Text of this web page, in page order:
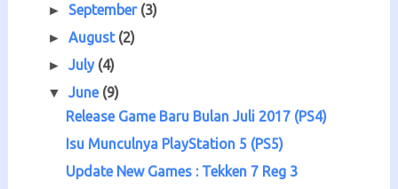
►September (3)
►August (2)
►July (4)
▼June (9)
Release Game Baru Bulan Juli 2017 (PS4)
Isu Munculnya PlayStation 5 (PS5)
Update New Games : Tekken 7 Reg 3